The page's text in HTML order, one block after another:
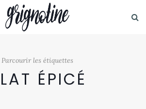
Parcourir les étiquettes
ÉPICÉ